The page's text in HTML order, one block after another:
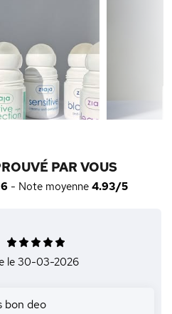
PAR VOUS
6- Note moyenne 4.93/5
le 30-03-2026
bon deo